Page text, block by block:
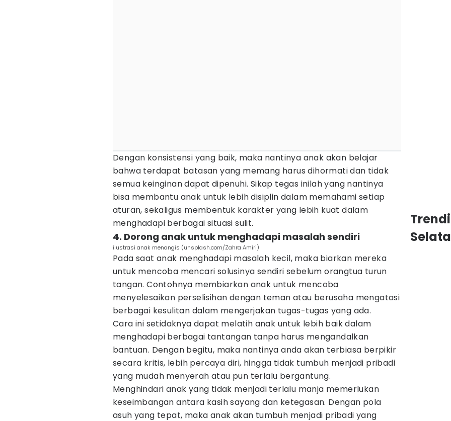
Dengan konsistensi yang baik, maka nantinya anak akan belajar
bahwa terdapat batasan yang memang harus dihormati dan tidak
semua keinginan dapat dipenuhi. Sikap tegas inilah yang nantinya
bisa membantu anak untuk lebih disiplin dalam memahami setiap
aturan, sekaligus membentuk karakter yang lebih kuat dalam
menghadapi berbagai situasi sulit.
4. Dorong anak untuk menghadapi masalah sendiri
ilustrasi anak menangis (unsplash.com/Zahra Amiri)
Pada saat anak menghadapi masalah kecil, maka biarkan mereka
untuk mencoba mencari solusinya sendiri sebelum orangtua turun
tangan. Contohnya membiarkan anak untuk mencoba
menyelesaikan perselisihan dengan teman atau berusaha mengatasi
berbagai kesulitan dalam mengerjakan tugas-tugas yang ada.
Cara ini setidaknya dapat melatih anak untuk lebih baik dalam
menghadapi berbagai tantangan tanpa harus mengandalkan
bantuan. Dengan begitu, maka nantinya anda akan terbiasa berpikir
secara kritis, lebih percaya diri, hingga tidak tumbuh menjadi pribadi
yang mudah menyerah atau pun terlalu bergantung.
Menghindari anak yang tidak menjadi terlalu manja memerlukan
keseimbangan antara kasih sayang dan ketegasan. Dengan pola
asuh yang tepat, maka anak akan tumbuh menjadi pribadi yang